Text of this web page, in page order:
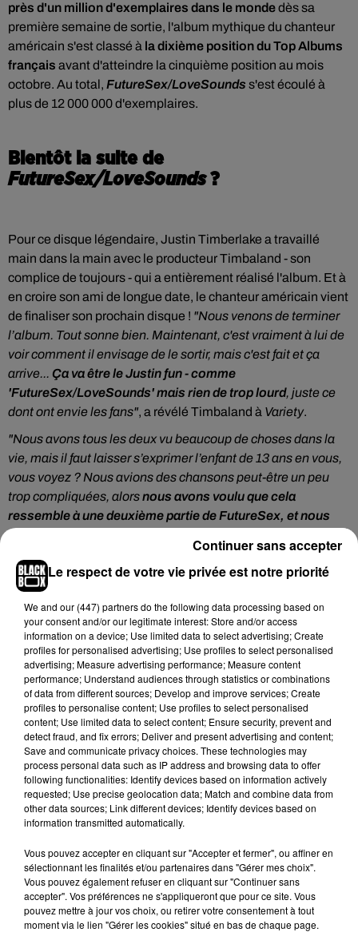
près d'un million d'exemplaires dans le mondedès sa
première semaine de sortie, l'album mythique du chanteur
américain s'est classé à la dixième position du Top Albums
français avant d'atteindre la cinquième position au mois
octobre. Au total, FutureSex/LoveSounds s'est écoulé à
plus de 12 000 000 d'exemplaires.
Bientôt la suite de
FutureSex/LoveSounds?
Pour ce disque légendaire, Justin Timberlake a travaillé
main dans la main avec le producteur Timbaland - son
complice de toujours - qui a entièrement réalisé l'album. Et à
en croire son ami de longue date, le chanteur américain vient
de finaliser son prochain disque ! "Nous venons de terminer
l’album. Tout sonne bien. Maintenant, c'est vraiment à lui de
voir comment il envisage de le sortir, mais c'est fait et ça
arrive... Ça va être le Justin fun - comme
'FutureSex/LoveSounds' mais rien de trop lourd, juste ce
dont ont envie les fans", a révélé Timbaland à Variety.
"Nous avons tous les deux vu beaucoup de choses dans la
vie, mais il faut laisser s’exprimer l’enfant de 13 ans en vous,
vous voyez ? Nous avions des chansons peut-être un peu
trop compliquées, alorsnous avons voulu que cela
ressemble à une deuxième partie de FutureSex, et nous
avons fait des chansons dans ce sens
plus grand bonheur des fans de Justin Timberlake.
Cet élément est masqué compte-tenu du refus du
dépôt de cookies que vous avez exprimé. Si vous
souhaitez l'afficher, merci de nous donner votre accord
en cliquant sur le bouton ci-dessous.
Afficher l'élément
Pour l'heure, aucune date de sortie n'a été annoncée pour ce
nouvel album."Mon rêve serait de le sortir cet été, autour de
l'anniversaire de 'FutureSex/LoveSounds'" , a néanmoins
glissé Timbaland. Affaire à suivre...
Hip-Hop News
Le respect de votre vie privée est notre priorité
We and our (447) partnersdo the following data processing based on
your consent and/or our legitimate interest: Store and/or access
information on a device; Use limited data to select advertising; Create
profiles for personalised advertising; Use profiles to select personalised
advertising; Measure advertising performance; Measure content
performance; Understand audiences through statistics or combinations
of data from different sources; Develop and improve services; Create
profiles to personalise content; Use profiles to select personalised
content; Use limited data to select content; Ensure security, prevent and
detect fraud, and fix errors; Deliver and present advertising and content;
Save and communicate privacy choices. These technologies may
process personal data such as IP address and browsing data to offer
following functionalities: Identify devices based on information actively
requested; Use precise geolocation data; Match and combine data from
other data sources; Link different devices; Identify devices based on
information transmitted automatically.
Vous pouvez accepter en cliquant sur "Accepter et fermer", ou affiner en
sélectionnant les finalités et/ou partenaires dans "Gérer mes choix".
Vous pouvez également refuser en cliquant sur "Continuer sans
accepter". Vos préférences ne s'appliqueront que pour ce site. Vous
pouvez mettre à jour vos choix, ou retirer votre consentement à tout
moment via le lien "Gérer les cookies" situé en bas de chaque page.
Continuer sans accepter